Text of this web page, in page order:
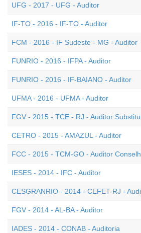
UFG - 2017 - UFG - Auditor
IF-TO - 2016 - IF-TO - Auditor
FCM - 2016 - IF Sudeste - MG - Auditor
FUNRIO - 2016 - IFPA - Auditor
FUNRIO - 2016 - IF-BAIANO - Auditor
UFMA - 2016 - UFMA - Auditor
FGV - 2015 - TCE - RJ - Auditor
CETRO - 2015 - AMAZUL - Auditor
FCC - 2015 - TCM-GO - Auditor
IESES - 2014 - IFC - Auditor
CESGRANRIO - 2014 - CEFET-RJ -
FGV - 2014 - AL-BA - Auditor
IADES - 2014 - CONAB - Auditoria